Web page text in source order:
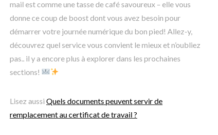
mail est comme une tasse de café savoureux – elle vous
donne ce coup de boost dont vous avez besoin pour
démarrer votre journée numérique du bon pied! Allez-y,
découvrez quel service vous convient le mieux et n’oubliez
pas.. il y a encore plus à explorer dans les prochaines
sections!
Lisez aussi Quels documents peuvent servir de
remplacement au certificat de travail ?